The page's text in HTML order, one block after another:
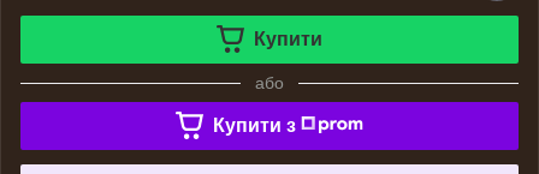
Купити
або
Купити з